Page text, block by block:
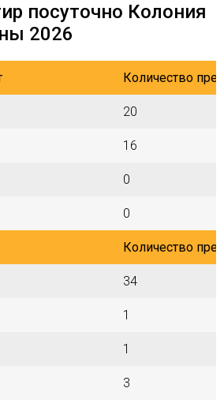
посуточно Колония
2026
Количество
20
16
0
0
Количество
34
1
1
3